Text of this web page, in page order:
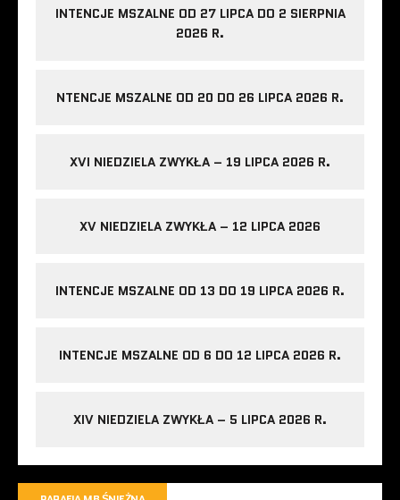
INTENCJE MSZALNE OD 27 LIPCA DO 2 SIERPNIA
2026 R.
NTENCJE MSZALNE OD 20 DO 26 LIPCA 2026 R.
XVI NIEDZIELA ZWYKŁA – 19 LIPCA 2026 R.
XV NIEDZIELA ZWYKŁA – 12 LIPCA 2026
INTENCJE MSZALNE OD 13 DO 19 LIPCA 2026 R.
INTENCJE MSZALNE OD 6 DO 12 LIPCA 2026 R.
XIV NIEDZIELA ZWYKŁA – 5 LIPCA 2026 R.